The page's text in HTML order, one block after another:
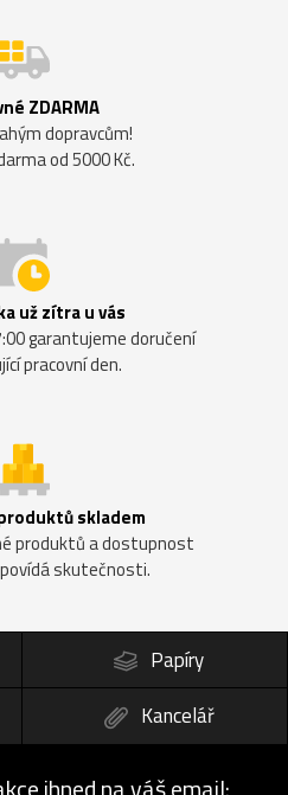
ZDARMA
dopravcům!
od 5000 Kč.
už zítra u vás
garantujeme doručení
pracovní den.
skladem
produktů a dostupnost
skutečnosti.
Papíry
Kancelář